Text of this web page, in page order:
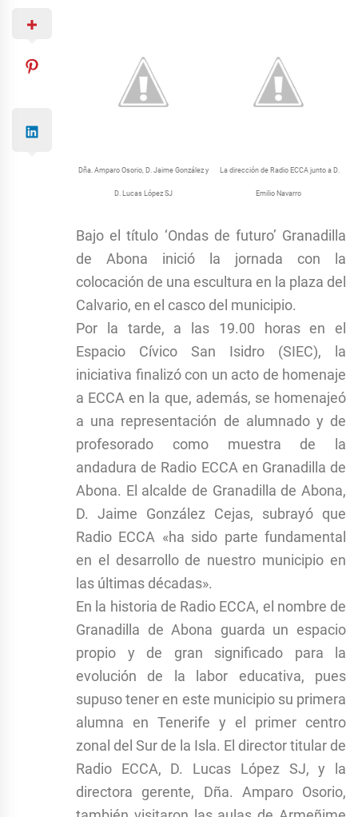
Dña. Amparo Osorio, D. Jaime González y
D. Lucas López SJ
La dirección de Radio ECCA junto a D.
Emilio Navarro
Bajo el título ‘Ondas de futuro’ Granadilla
de Abona inició la jornada con la
colocación de una escultura en la plaza del
Calvario, en el casco del municipio.
Por la tarde, a las 19.00 horas en el
Espacio Cívico San Isidro (SIEC), la
iniciativa finalizó con un acto de homenaje
a ECCA en la que, además, se homenajeó
a una representación de alumnado y de
profesorado como muestra de la
andadura de Radio ECCA en Granadilla de
Abona. El alcalde de Granadilla de Abona,
D. Jaime González Cejas, subrayó que
Radio ECCA «ha sido parte fundamental
en el desarrollo de nuestro municipio en
las últimas décadas».
En la historia de Radio ECCA, el nombre de
Granadilla de Abona guarda un espacio
propio y de gran significado para la
evolución de la labor educativa, pues
supuso tener en este municipio su primera
alumna en Tenerife y el primer centro
zonal del Sur de la Isla. El director titular de
Radio ECCA, D. Lucas López SJ, y la
directora gerente, Dña. Amparo Osorio,